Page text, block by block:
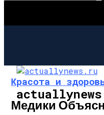
Красота и
Медики